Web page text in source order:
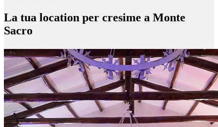
La tua location per cresime a Monte
Sacro